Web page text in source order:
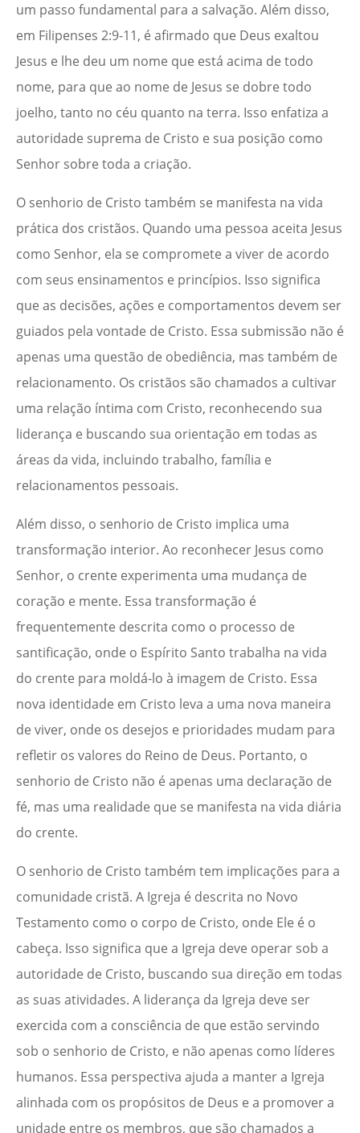
um passo fundamental para a salvação. Além disso,
em Filipenses 2:9-11, é afirmado que Deus exaltou
Jesus e lhe deu um nome que está acima de todo
nome, para que ao nome de Jesus se dobre todo
joelho, tanto no céu quanto na terra. Isso enfatiza a
autoridade suprema de Cristo e sua posição como
Senhor sobre toda a criação.
O senhorio de Cristo também se manifesta na vida
prática dos cristãos. Quando uma pessoa aceita Jesus
como Senhor, ela se compromete a viver de acordo
com seus ensinamentos e princípios. Isso significa
que as decisões, ações e comportamentos devem ser
guiados pela vontade de Cristo. Essa submissão não é
apenas uma questão de obediência, mas também de
relacionamento. Os cristãos são chamados a cultivar
uma relação íntima com Cristo, reconhecendo sua
liderança e buscando sua orientação em todas as
áreas da vida, incluindo trabalho, família e
relacionamentos pessoais.
Além disso, o senhorio de Cristo implica uma
transformação interior. Ao reconhecer Jesus como
Senhor, o crente experimenta uma mudança de
coração e mente. Essa transformação é
frequentemente descrita como o processo de
santificação, onde o Espírito Santo trabalha na vida
do crente para moldá-lo à imagem de Cristo. Essa
nova identidade em Cristo leva a uma nova maneira
de viver, onde os desejos e prioridades mudam para
refletir os valores do Reino de Deus. Portanto, o
senhorio de Cristo não é apenas uma declaração de
fé, mas uma realidade que se manifesta na vida diária
do crente.
O senhorio de Cristo também tem implicações para a
comunidade cristã. A Igreja é descrita no Novo
Testamento como o corpo de Cristo, onde Ele é o
cabeça. Isso significa que a Igreja deve operar sob a
autoridade de Cristo, buscando sua direção em todas
as suas atividades. A liderança da Igreja deve ser
exercida com a consciência de que estão servindo
sob o senhorio de Cristo, e não apenas como líderes
humanos. Essa perspectiva ajuda a manter a Igreja
alinhada com os propósitos de Deus e a promover a
unidade entre os membros, que são chamados a